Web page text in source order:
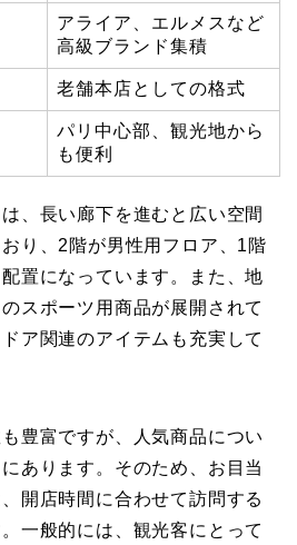
アライア、エルメスなど
高級ブランド集積
老舗本店としての格式
パリ中心部、観光地から
も便利
、長い廊下を進むと広い空間
り、2階が男性用フロア、1階
置になっています。また、地
スポーツ用商品が展開されて
ア関連のアイテムも充実して
豊富ですが、人気商品につい
あります。そのため、お目当
開店時間に合わせて訪問する
一般的には、観光客にとって